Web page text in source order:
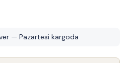
— Pazartesi kargoda